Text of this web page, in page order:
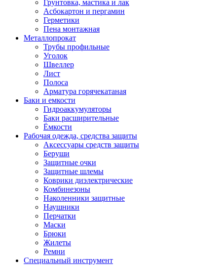
Грунтовка, мастика и лак
Асбокартон и пергамин
Герметики
Пена монтажная
Металлопрокат
Трубы профильные
Уголок
Швеллер
Лист
Полоса
Арматура горячекатаная
Баки и емкости
Гидроаккумуляторы
Баки расширительные
Ёмкости
Рабочая одежда, средства защиты
Аксессуары средств защиты
Беруши
Защитные очки
Защитные шлемы
Коврики диэлектрические
Комбинезоны
Наколенники защитные
Наушники
Перчатки
Маски
Брюки
Жилеты
Ремни
Специальный инструмент